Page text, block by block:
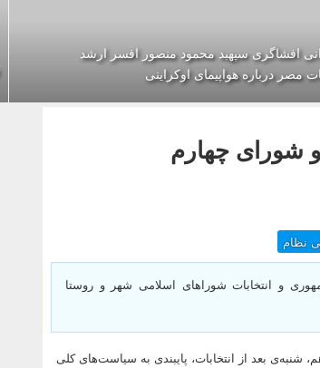
افشاگری سپهبد محمود منصور افسر ارشد
مصر درباره هواپیمای اوکراینی
شورای چهارم
نظام
و انتخابات شوراهای اسلامی شهر و روستا
بعد از انتخابات، پایبندی به سیاست‌های كلی